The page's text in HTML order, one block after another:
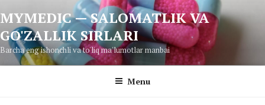
to
content
MYMEDIC — SALOMATLIK VA
GO'ZALLIK SIRLARI
Barcha eng ishonchli va to'liq ma'lumotlar manbai
Menu